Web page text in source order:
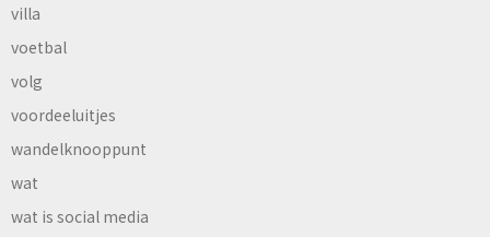
villa
voetbal
volg
voordeeluitjes
wandelknooppunt
wat
wat is social media